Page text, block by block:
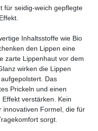
für seidig-weich gepflegte
Inhaltsstoffe wie Bio
den Lippen eine
zarte Lippenhaut vor dem
wirken die Lippen
Das
Prickeln und einen
verstärken. Kein
innovativen Formel, die für
sorgt.